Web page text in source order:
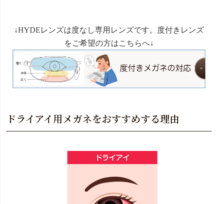
↓HYDEレンズは度なし専用レンズです。度付きレンズ
をご希望の方はこちらへ↓
ドライアイ用メガネをおすすめする理由